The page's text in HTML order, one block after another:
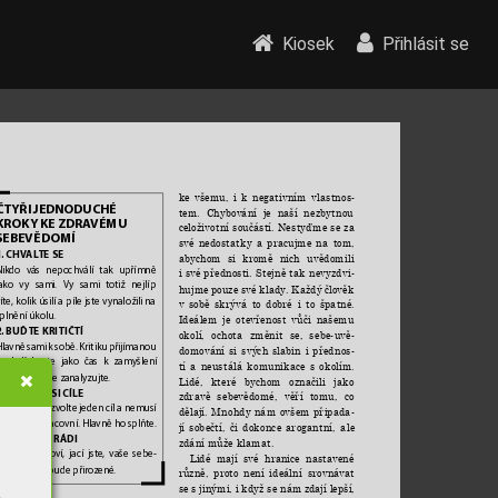
ke všemu, i k negativním vlastnos-
tem. Chybování je naší nezbytnou
celoživotní součástí. Nestyďme se za
své nedostatky a pracujme na tom,
abychom si kromě nich uvědomili
i své přednosti. Stejně tak nevyzdvi-
hujme pouze své klady. Každý člověk
v sobě skrývá to dobré i to špatné.
Ideálem je otevřenost vůči našemu
okolí, ochota změnit se, sebe-uvě-
domování si svých slabin i přednos-
tí a neustálá komunikace s okolím.
Lidé, které bychom označili jako
zdravě sebevědomé, věří tomu,
co
dělají. Mnohdy nám ovšem připada-
jí sobečtí, či dokonce arogantní,
ale
zdání může klamat.
Lidé mají své hranice nastavené
různě, proto není ideální srovnávat
se s jinými, i když se nám zdají lepší,
YŘI JEDNODUCHÉ
KE ZDRAVÉMU
CHVALTE SE
vás nepochválí tak upřímně
vy sami. Vy sami totiž nejlíp
kolik úsilí a píle jste vynaložili na
úkolu.
BUĎTE KRITIČTÍ
sami k sobě. Kritiku přijímanou
okolí berte jako čas k zamyšlení
ji dobře zanalyzujte
ČTE SI CÍLE
den si zvolte jeden cíl a nemusí
nutně pracovní. Hlavně ho splňte.
JTE SE RÁDI
te se takoví, jací jste, vaše sebe-
pak bude přirozené.
Kiosek Přihlásit se